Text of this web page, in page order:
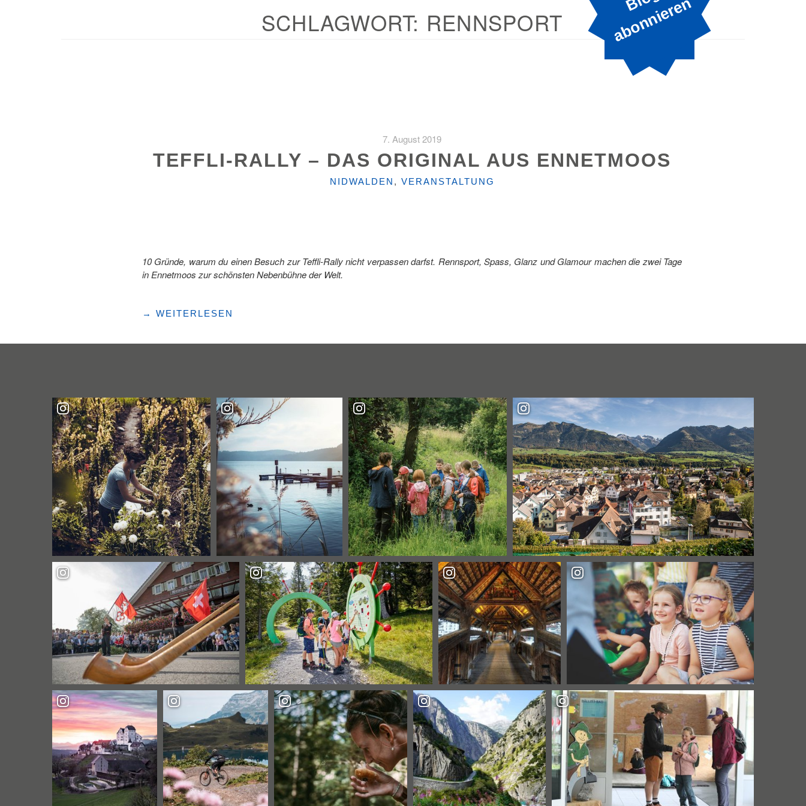
B
n
SCHLAGWORT: RENNSPORT
7. August 2019
TEFFLI-RALLY – DAS ORIGINAL AUS ENNETMOOS
KATEGORIEN
NIDWALDEN , VERANSTALTUNG
10 Gründe, warum du einen Besuch zur Teffli-Rally nicht verpassen darfst. Rennsport, Spass, Glanz und Glamour machen die zwei Tage
in Ennetmoos zur schönsten Nebenbühne der Welt.
"TEFFLI-
→ WEITERLESEN